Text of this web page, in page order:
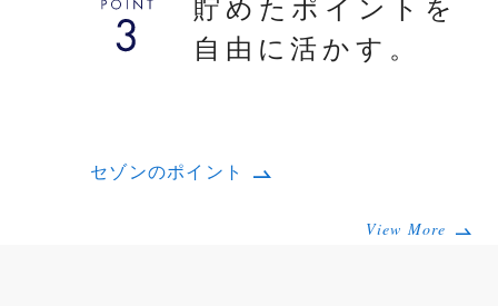
貯めたポイントを
自由に活かす。
セゾンのポイント
View More